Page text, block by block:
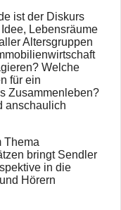
ist der Diskurs
Lebensräume
Altersgruppen
Welche
für ein
Zusammenleben?
anschaulich
Thema
bringt Sendler
in die
Hörern